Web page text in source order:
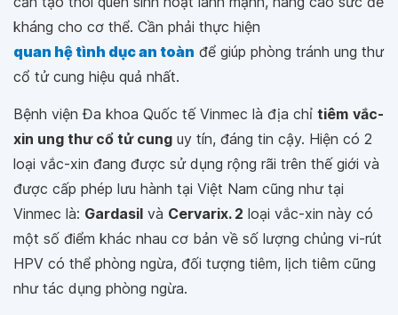
kháng cho cơ thể. Cần phải thực hiện
quan hệ tình dục an toàn để giúp phòng tránh ung thư
cổ tử cung hiệu quả nhất.
Bệnh viện Đa khoa Quốc tế Vinmec là địa chỉ tiêm vắc-
xin ung thư cổ tử cung uy tín, đáng tin cậy. Hiện có 2
loại vắc-xin đang được sử dụng rộng rãi trên thế giới và
được cấp phép lưu hành tại Việt Nam cũng như tại
Vinmec là: Gardasil và Cervarix. 2 loại vắc-xin này có
một số điểm khác nhau cơ bản về số lượng chủng vi-rút
HPV có thể phòng ngừa, đối tượng tiêm, lịch tiêm cũng
như tác dụng phòng ngừa.